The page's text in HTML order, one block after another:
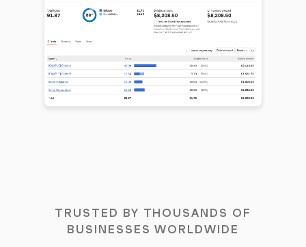
TRUSTED BY THOUSANDS OF
BUSINESSES WORLDWIDE